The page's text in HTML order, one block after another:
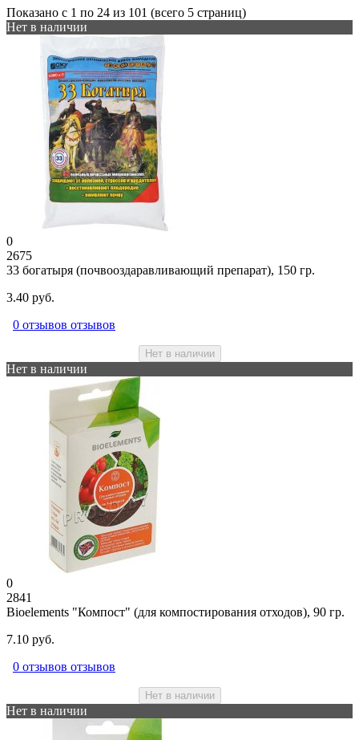
Показано с 1 по 24 из 101 (всего 5 страниц)
Нет в наличии
0
2675
33 богатыря (почвооздаравливающий препарат), 150 гр.
3.40 руб.
0 отзывов отзывов
Нет в наличии
Нет в наличии
0
2841
Bioelements "Компост" (для компостирования отходов), 90 гр.
7.10 руб.
0 отзывов отзывов
Нет в наличии
Нет в наличии